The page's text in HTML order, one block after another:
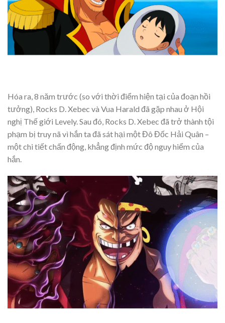
Hóa ra, 8 năm trước (so với thời điểm hiện tại của đoạn hồi
tưởng), Rocks D. Xebec và Vua Harald đã gặp nhau ở Hội
nghị Thế giới Levely. Sau đó, Rocks D. Xebec đã trở thành tội
phạm bị truy nã vì hắn ta đã sát hại một Đô Đốc Hải Quân –
một chi tiết chấn động, khẳng định mức độ nguy hiểm của
hắn.